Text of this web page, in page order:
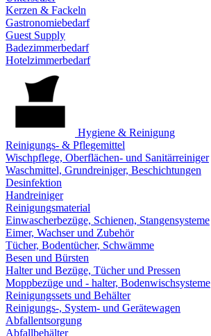
Kerzen & Fackeln
Gastronomiebedarf
Guest Supply
Badezimmerbedarf
Hotelzimmerbedarf
Hygiene & Reinigung
Reinigungs- & Pflegemittel
Wischpflege, Oberflächen- und Sanitärreiniger
Waschmittel, Grundreiniger, Beschichtungen
Desinfektion
Handreiniger
Reinigungsmaterial
Einwascherbezüge, Schienen, Stangensysteme
Eimer, Wachser und Zubehör
Tücher, Bodentücher, Schwämme
Besen und Bürsten
Halter und Bezüge, Tücher und Pressen
Moppbezüge und - halter, Bodenwischsysteme
Reinigungssets und Behälter
Reinigungs-, System- und Gerätewagen
Abfallentsorgung
Abfallbehälter